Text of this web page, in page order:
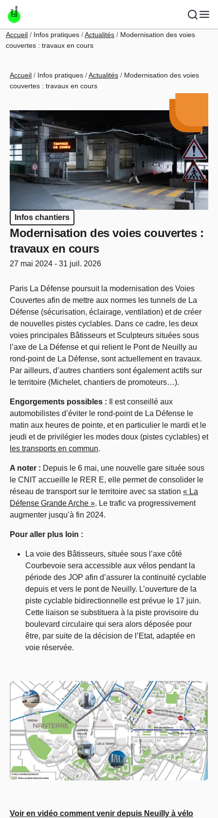
Aller au contenu principal
Fil d'Ariane
Accueil Infos pratiques Actualités
Modernisation des voies
couvertes : travaux en cours
Fil d'Ariane
Accueil Infos pratiques Actualités
Modernisation des voies
couvertes : travaux en cours
Infos chantiers
Modernisation des voies couvertes :
travaux en cours
27 mai 2024 - 31 juil. 2026
Paris La Défense poursuit la modernisation des Voies
Couvertes afin de mettre aux normes les tunnels de La
Défense (sécurisation, éclairage, ventilation) et de créer
de nouvelles pistes cyclables. Dans ce cadre, les deux
voies principales Bâtisseurs et Sculpteurs situées sous
l’axe de La Défense et qui relient le Pont de Neuilly au
rond-point de La Défense, sont actuellement en travaux.
Par ailleurs, d’autres chantiers sont également actifs sur
le territoire (Michelet, chantiers de promoteurs…).
Engorgements possibles : Il est conseillé aux
automobilistes d’éviter le rond-point de La Défense le
matin aux heures de pointe, et en particulier le mardi et le
jeudi et de privilégier les modes doux (pistes cyclables) et
les transports en commun.
A noter : Depuis le 6 mai, une nouvelle gare située sous
le CNIT accueille le RER E, elle permet de consolider le
réseau de transport sur le territoire avec sa station « La
Défense Grande Arche ». Le trafic va progressivement
augmenter jusqu’à fin 2024.
Pour aller plus loin :
La voie des Bâtisseurs, située sous l’axe côté
Courbevoie sera accessible aux vélos pendant la
période des JOP afin d’assurer la continuité cyclable
depuis et vers le pont de Neuilly. L’ouverture de la
piste cyclable bidirectionnelle est prévue le 17 juin.
Cette liaison se substituera à la piste provisoire du
boulevard circulaire qui sera alors déposée pour
être, par suite de la décision de l’Etat, adaptée en
voie réservée.
Voir en vidéo comment venir depuis Neuilly à vélo